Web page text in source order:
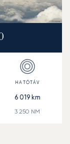
6 019km
3 250 NM